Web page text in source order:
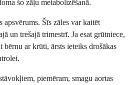
šo zāļu metabolizēšanā.
Šīs zāles var kaitēt
un trešajā trimestrī. Ja esat grūtniece,
ar krūti, ārsts ieteiks drošākas
piemēram, smagu aortas